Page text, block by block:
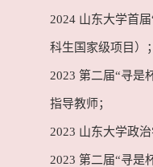
2024 山东大学首
科生国家级项目）；
2023 第二届“寻是
指导教师；
2023 山东大学政
2023 第二届“寻是